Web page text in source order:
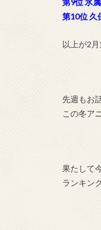
第10位 久
以上が2月
先週もお
この冬ア
果たして
ランキン